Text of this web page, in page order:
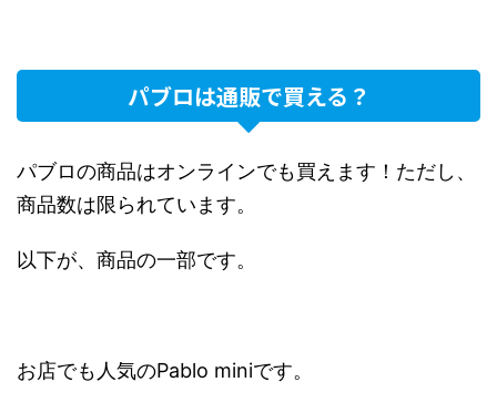
パブロは通販で買える？
パブロの商品はオンラインでも買えます！ただし、
商品数は限られています。
以下が、商品の一部です。
お店でも人気のPablo miniです。